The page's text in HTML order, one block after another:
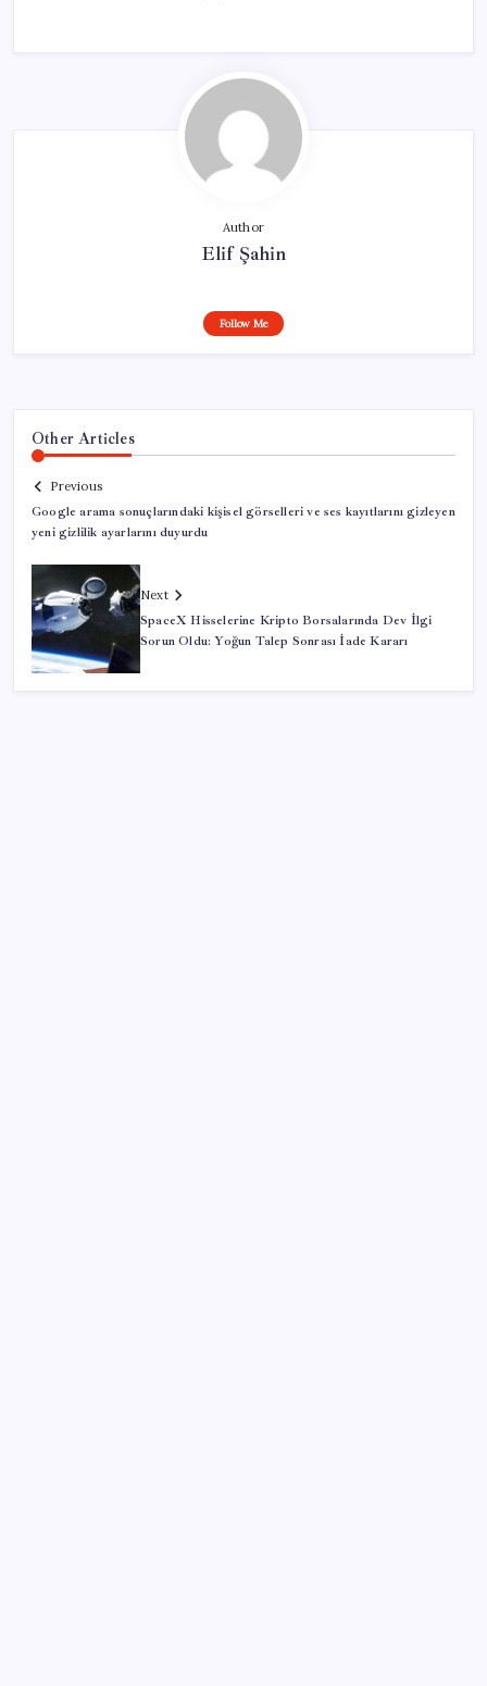
Author
Elif Şahin
Follow Me
Other Articles
Previous
Google arama sonuçlarındaki kişisel görselleri ve ses kayıtlarını gizleyen
yeni gizlilik ayarlarını duyurdu
Next
SpaceX Hisselerine Kripto Borsalarında Dev İlgi
Sorun Oldu: Yoğun Talep Sonrası İade Kararı